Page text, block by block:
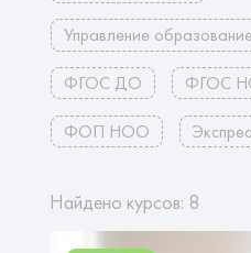
Управление
ФГОС ДО ФГОС
ФОП НОО
Найдено курсов: 8